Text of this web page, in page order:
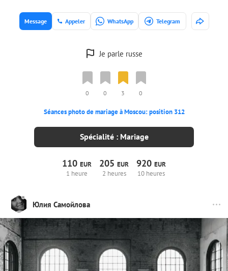
Message Appeler WhatsApp Telegram
Je parle russe
0 0 3 0
Séances photo de mariage à Moscou: position 312
Spécialité : Mariage
110 EUR
1 heure
205 EUR
2 heures
920 EUR
10 heures
Юлия Самойлова